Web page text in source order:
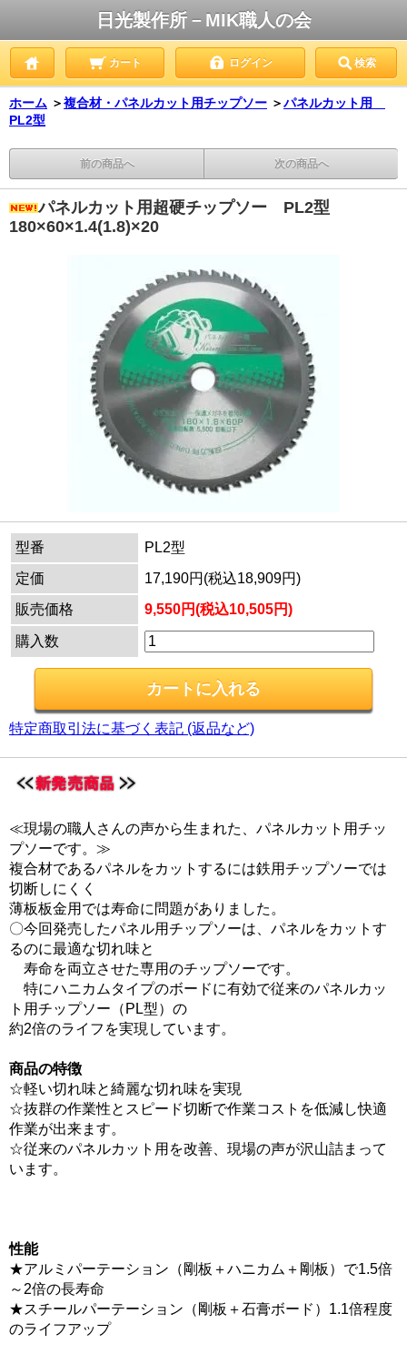
日光製作所－MIK職人の会
カート ログイン 検索
ホーム ＞複合材・パネルカット用チップソー ＞パネルカット用
PL2型
前の商品へ 次の商品へ
パネルカット用超硬チップソー PL2型
180×60×1.4(1.8)×20
型番
PL2型
定価
17,190円(税込18,909円)
販売価格
9,550円(税込10,505円)
購入数
特定商取引法に基づく表記 (返品など)
≪現場の職人さんの声から生まれた、パネルカット用チッ
プソーです。≫
複合材であるパネルをカットするには鉄用チップソーでは
切断しにくく
薄板板金用では寿命に問題がありました。
〇今回発売したパネル用チップソーは、パネルをカットす
るのに最適な切れ味と
寿命を両立させた専用のチップソーです。
特にハニカムタイプのボードに有効で従来のパネルカッ
ト用チップソー（PL型）の
約2倍のライフを実現しています。
商品の特徴
☆軽い切れ味と綺麗な切れ味を実現
☆抜群の作業性とスピード切断で作業コストを低減し快適
作業が出来ます。
☆従来のパネルカット用を改善、現場の声が沢山詰まって
います。
性能
★アルミパーテーション（剛板＋ハニカム＋剛板）で1.5倍
～2倍の長寿命
★スチールパーテーション（剛板＋石膏ボード）1.1倍程度
のライフアップ